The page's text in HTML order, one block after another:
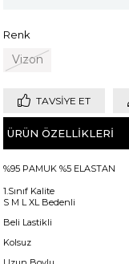
Renk
Vizon
TAVSIYE ET
ÜRÜN ÖZELLIKLERI
%95 PAMUK %5 ELASTAN
1.Sınıf Kalite
S M L XL Bedenli
Beli Lastikli
Kolsuz